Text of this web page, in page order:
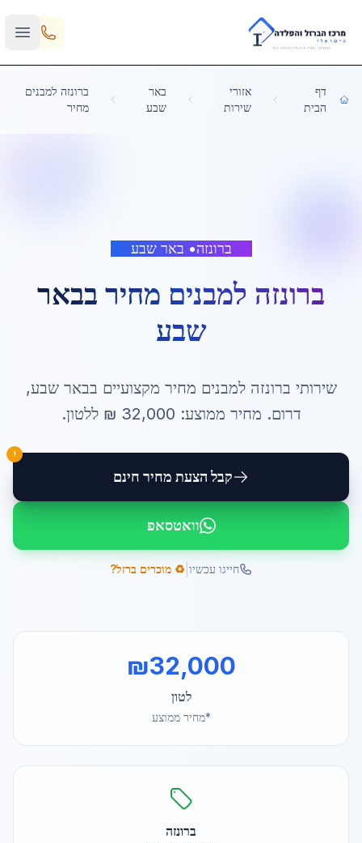
Skip to main content
דף
הבית
אזורי
שירות
באר
שבע
ברונזה למבנים
מחיר
ברונזה• באר שבע
ברונזה למבנים מחיר בבאר
שבע
שירותי ברונזה למבנים מחיר מקצועיים בבאר שבע,
דרום. מחיר ממוצע: 32,000 ₪ ללטון.
קבל הצעת מחיר חינם
!
וואטסאפ
חייגו עכשיו ♻️ מוכרים ברזל?
₪32,000
לטון
*מחיר ממוצע
ברונזה